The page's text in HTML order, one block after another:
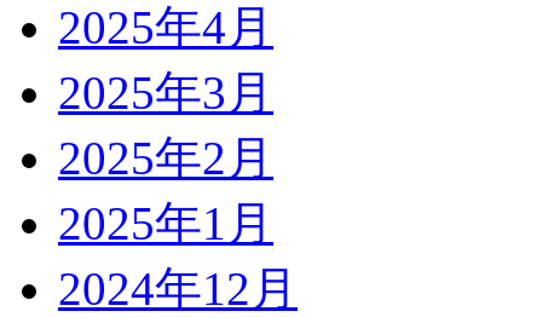
2025年4月
2025年3月
2025年2月
2025年1月
2024年12月